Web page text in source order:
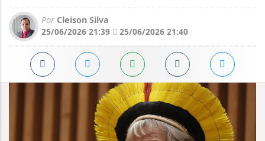
Por Cleison Silva
25/06/2026 21:39
25/06/2026 21:40